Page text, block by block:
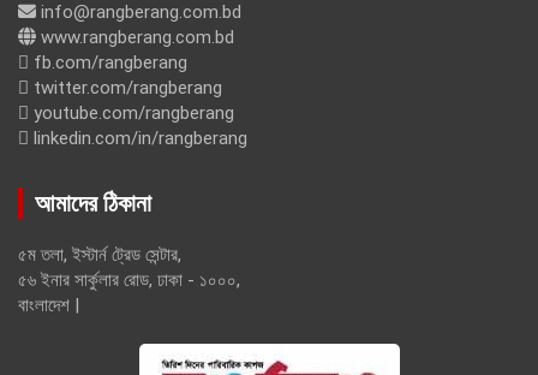
info@rangberang.com.bd
www.rangberang.com.bd
fb.com/rangberang
twitter.com/rangberang
youtube.com/rangberang
linkedin.com/in/rangberang
আমাদের ঠিকানা
৫ম তলা, ইস্টার্ন ট্রেড সেন্টার,
৫৬ ইনার সার্কুলার রোড, ঢাকা - ১০০০,
বাংলাদেশ |